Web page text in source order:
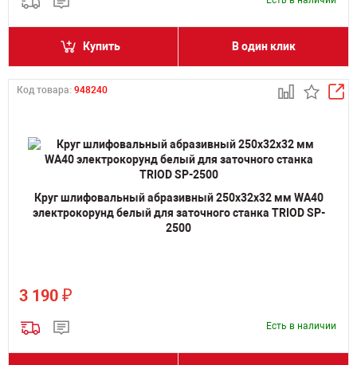
Купить В один клик
Код товара: 948240
Круг шлифовальный абразивный 250х32х32 мм WA40
электрокорунд белый для заточного станка TRIOD SP-
2500
3 190 ₽
Есть в наличии